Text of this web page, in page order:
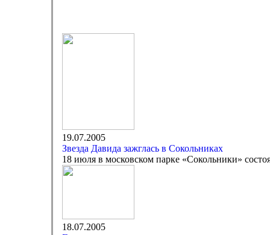
19.07.2005
Звезда Давида зажглась в Сокольниках
18 июля в московском парке «Сокольники»
18.07.2005